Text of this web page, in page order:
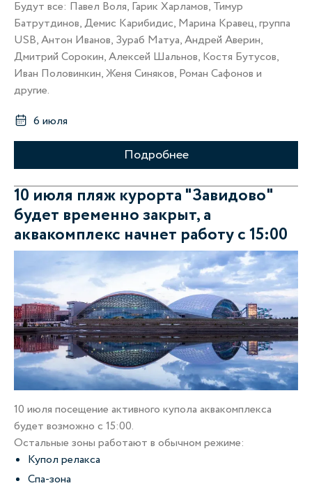
Будут все: Павел Воля, Гарик Харламов, Тимур
Батрутдинов, Демис Карибидис, Марина Кравец, группа
USB, Антон Иванов, Зураб Матуа, Андрей Аверин,
Дмитрий Сорокин, Алексей Шальнов, Костя Бутусов,
Иван Половинкин, Женя Синяков, Роман Сафонов и
другие.
6 июля
Подробнее
10 июля пляж курорта "Завидово"
будет временно закрыт, а
аквакомплекс начнет работу с 15:00
10 июля посещение активного купола аквакомплекса
будет возможно с 15:00.
Остальные зоны работают в обычном режиме:
Купол релакса
Спа-зона